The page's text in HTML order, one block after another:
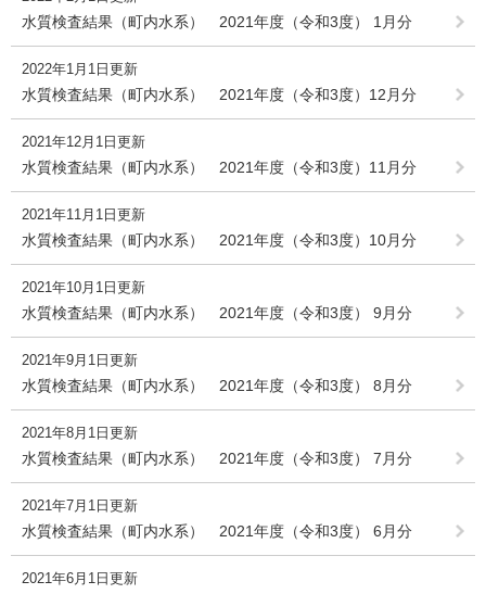
水質検査結果（町内水系） 2021年度（令和3度） 1月分
2022年1月1日更新
水質検査結果（町内水系） 2021年度（令和3度）12月分
2021年12月1日更新
水質検査結果（町内水系） 2021年度（令和3度）11月分
2021年11月1日更新
水質検査結果（町内水系） 2021年度（令和3度）10月分
2021年10月1日更新
水質検査結果（町内水系） 2021年度（令和3度） 9月分
2021年9月1日更新
水質検査結果（町内水系） 2021年度（令和3度） 8月分
2021年8月1日更新
水質検査結果（町内水系） 2021年度（令和3度） 7月分
2021年7月1日更新
水質検査結果（町内水系） 2021年度（令和3度） 6月分
2021年6月1日更新